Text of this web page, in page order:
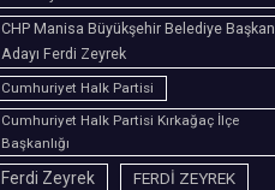
CHP Manisa Büyükşehir Belediye Başkan
Adayı Ferdi Zeyrek
Cumhuriyet Halk Partisi
Cumhuriyet Halk Partisi Kırkağaç İlçe
Başkanlığı
Ferdi Zeyrek FERDİ ZEYREK